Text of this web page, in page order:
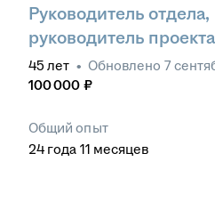
Руководитель отдела,
руководитель
45 лет • Обновлено 7
100 000 ₽
Общий опыт
24 года 11 месяцев